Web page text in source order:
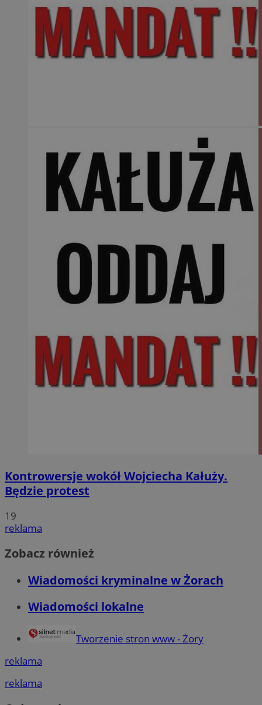
Kontrowersje wokół Wojciecha Kałuży.
Będzie protest
19
reklama
Zobacz również
Wiadomości kryminalne w Żorach
Wiadomości lokalne
Tworzenie stron www - Żory
reklama
reklama